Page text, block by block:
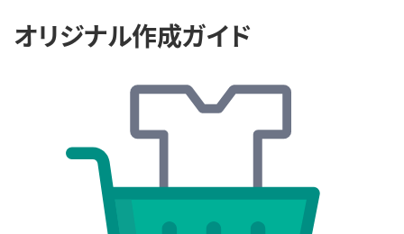
オリジナル作成ガイド